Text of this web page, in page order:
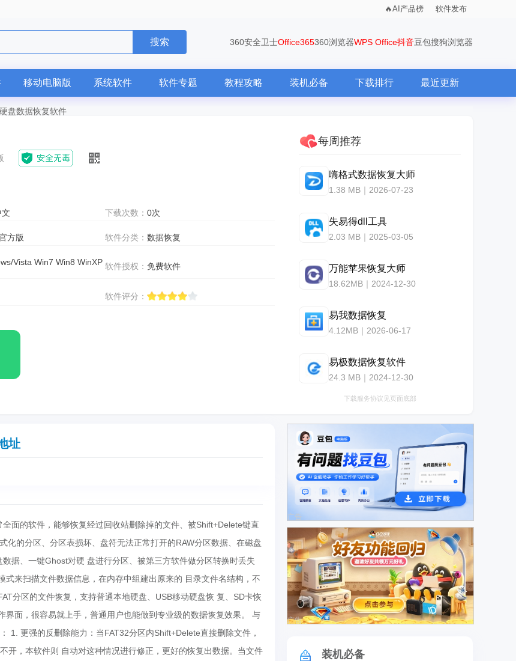
AI产品榜 软件发布
搜索 360安全卫士Office365360浏览器WPS Office抖音豆包搜狗浏览器
移动电脑版 系统软件 软件专题 教程攻略 装机必备 下载排行 最近更新
盘数据恢复软件
下载次数： 0次
方版 软件分类： 数据恢复
Vista Win7 Win8 WinXP 软件授权： 免费软件
软件评分：
每周推荐
嗨格式数据恢复大师
1.38 MB｜2026-07-23
失易得dll工具
2.03 MB｜2025-03-05
万能苹果恢复大师
18.62MB｜2024-12-30
易我数据恢复
4.12MB｜2026-06-17
易极数据恢复软件
24.3 MB｜2024-12-30
下载服务协议见页面底部
址
面的软件，能够恢复经过回收站删除掉的文件、被Shift+Delete键直
化的分区、分区表损坏、盘符无法正常打开的RAW分区数据、在磁盘
据、一键Ghost对硬 盘进行分区、被第三方软件做分区转换时丢失
来扫描文件数据信息，在内存中组建出原来的 目录文件名结构，不
分区的文件恢复，支持普通本地硬盘、USB移动硬盘恢 复、SD卡恢
面，很容易就上手，普通用户也能做到专业级的数据恢复效果。 与
1. 更强的反删除能力：当FAT32分区内Shift+Delete直接删除文件，
开，本软件则 自动对这种情况进行修正，更好的恢复出数据。当文件
广告
广告
装机必备